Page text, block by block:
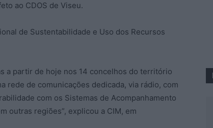
ao CDOS de Viseu.
de Sustentabilidade e Uso dos Recursos
a partir de hoje nos 14 concelhos do território
rede de comunicações dedicada, via rádio, com
com os Sistemas de Acompanhamento
outras regiões”, explicou a CIM, em